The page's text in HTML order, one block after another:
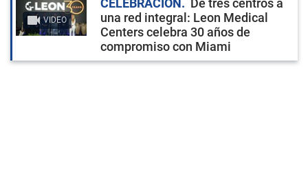
VIDEO
CELEBRACIÓN
De tres centros a
una red integral: Leon Medical
Centers celebra 30 años de
compromiso con Miami